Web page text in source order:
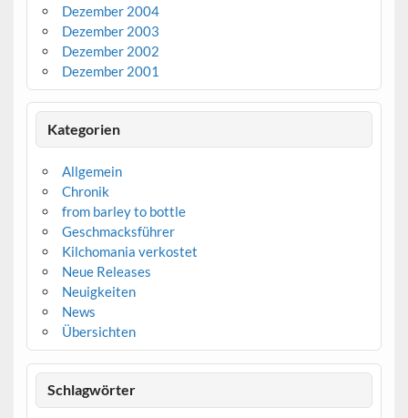
Dezember 2004
Dezember 2003
Dezember 2002
Dezember 2001
Kategorien
Allgemein
Chronik
from barley to bottle
Geschmacksführer
Kilchomania verkostet
Neue Releases
Neuigkeiten
News
Übersichten
Schlagwörter